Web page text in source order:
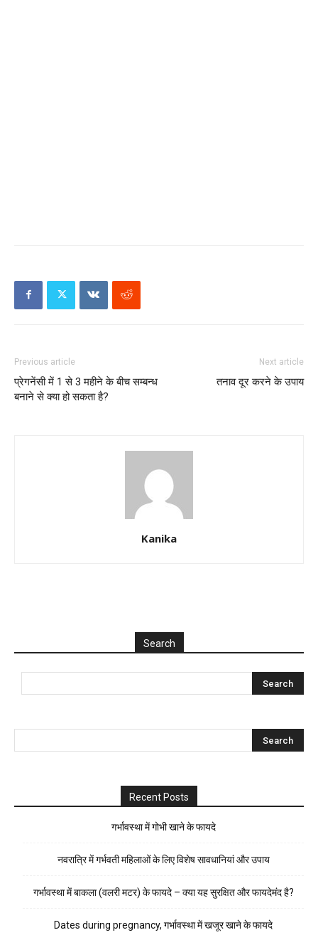
Previous article
प्रेगनेंसी में 1 से 3 महीने के बीच सम्बन्ध
बनाने से क्या हो सकता है?
Next article
तनाव दूर करने के उपाय
Kanika
Search
Recent Posts
गर्भावस्था में गोभी खाने के फायदे
नवरात्रि में गर्भवती महिलाओं के लिए विशेष सावधानियां और उपाय
गर्भावस्था में बाकला (वलरी मटर) के फायदे – क्या यह सुरक्षित और फायदेमंद है?
Dates during pregnancy, गर्भावस्था में खजूर खाने के फायदे